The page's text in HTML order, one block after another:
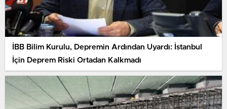
İBB Bilim Kurulu, Depremin Ardından Uyardı: İstanbul
İçin Deprem Riski Ortadan Kalkmadı